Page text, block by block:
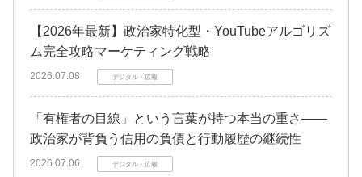
【2026年最新】政治家特化型・YouTubeアルゴリズ
ム完全攻略マーケティング戦略
2026.07.08 デジタル・広報
「有権者の目線」という言葉が持つ本当の重さ――
政治家が背負う信用の負債と行動履歴の継続性
2026.07.06 デジタル・広報